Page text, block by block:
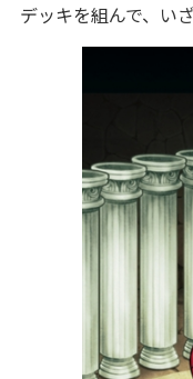
デッキを組んで、い